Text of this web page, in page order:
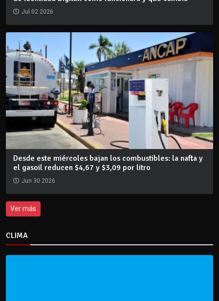
Jul 02 2026
Desde este miércoles bajan los combustibles: la nafta y
el gasoil reducen $4,67 y $3,09 por litro
Jun 30 2026
Ver más
CLIMA